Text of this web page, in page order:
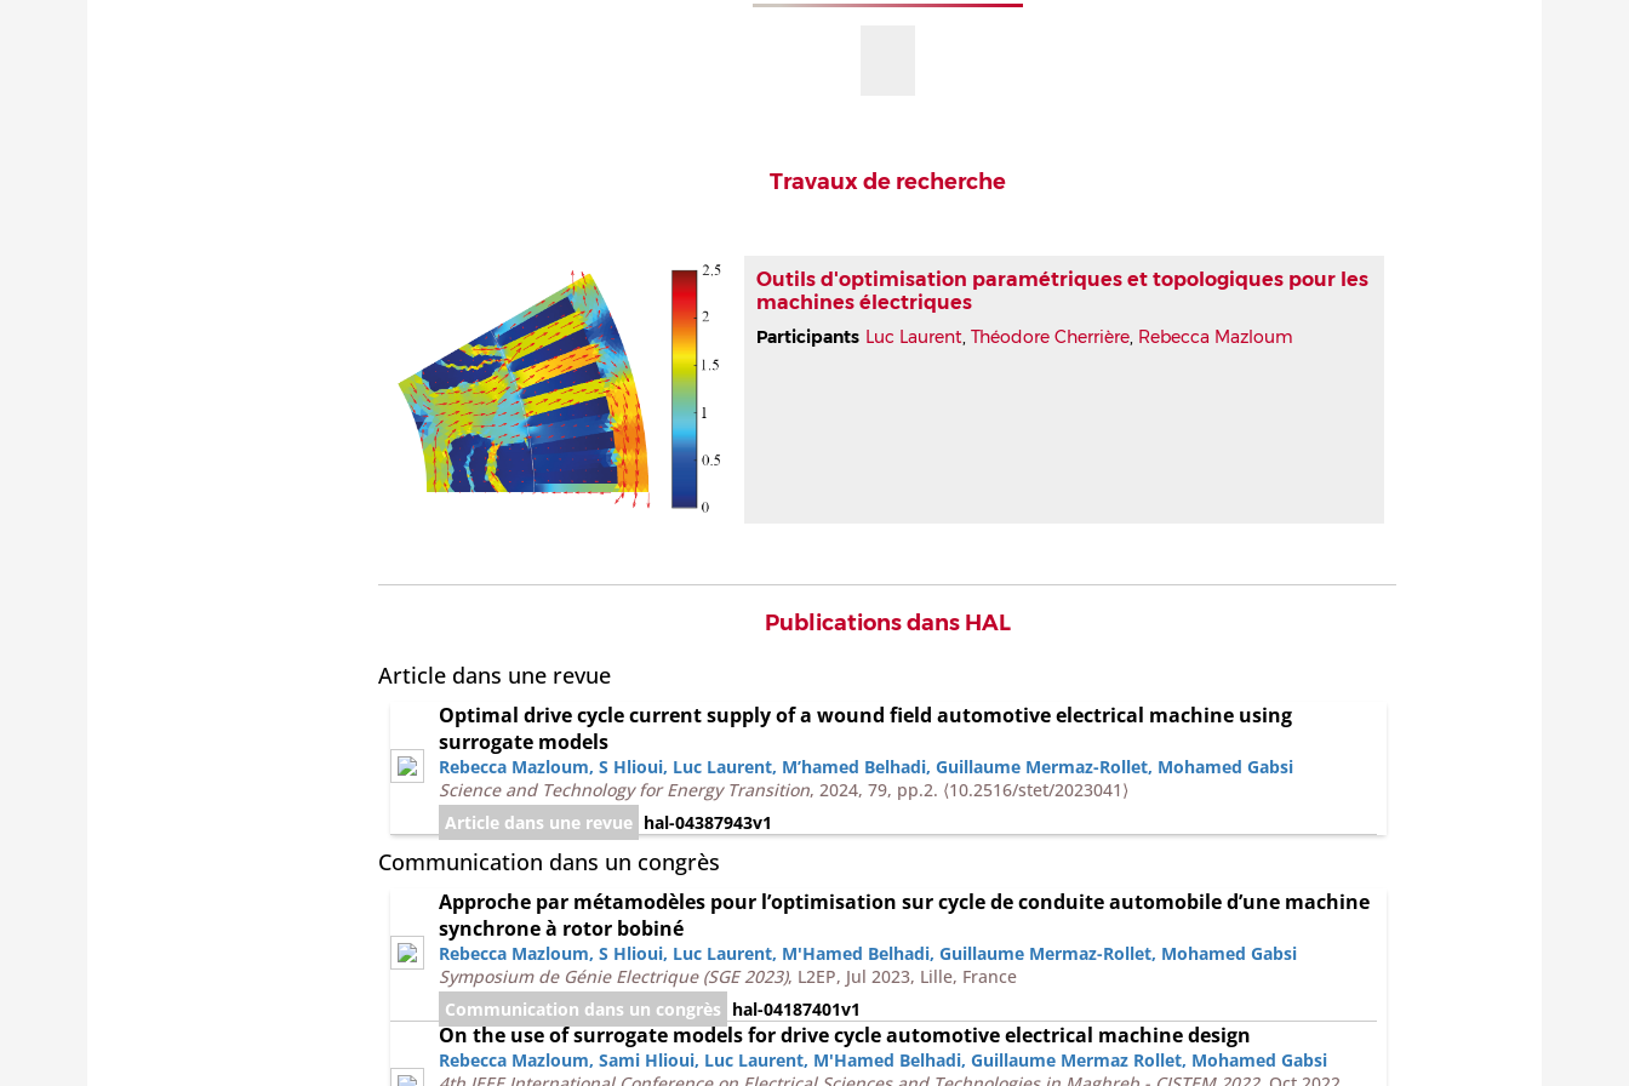
Travaux de recherche
Outils d'optimisation paramétriques et topologiques pour les
machines électriques
Participants Luc Laurent, Théodore Cherrière, Rebecca Mazloum
Publications dans HAL
Article dans une revue
Optimal drive cycle current supply of a wound field automotive electrical machine using
surrogate models
Rebecca Mazloum, S Hlioui, Luc Laurent, M’hamed Belhadi, Guillaume Mermaz-Rollet, Mohamed Gabsi
Science and Technology for Energy Transition, 2024, 79, pp.2. ⟨10.2516/stet/2023041⟩
Article dans une revue hal-04387943v1
Communication dans un congrès
Approche par métamodèles pour l’optimisation sur cycle de conduite automobile d’une machine
synchrone à rotor bobiné
Rebecca Mazloum, S Hlioui, Luc Laurent, M'Hamed Belhadi, Guillaume Mermaz-Rollet, Mohamed Gabsi
Symposium de Génie Electrique (SGE 2023), L2EP, Jul 2023, Lille, France
Communication dans un congrès hal-04187401v1
On the use of surrogate models for drive cycle automotive electrical machine design
Rebecca Mazloum, Sami Hlioui, Luc Laurent, M'Hamed Belhadi, Guillaume Mermaz Rollet, Mohamed Gabsi